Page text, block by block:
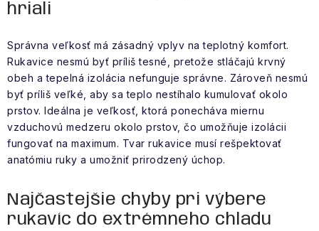
hriali
Správna veľkosť má zásadný vplyv na teplotný komfort.
Rukavice nesmú byť príliš tesné, pretože stláčajú krvný
obeh a tepelná izolácia nefunguje správne. Zároveň nesmú
byť príliš veľké, aby sa teplo nestíhalo kumulovať okolo
prstov. Ideálna je veľkosť, ktorá ponecháva miernu
vzduchovú medzeru okolo prstov, čo umožňuje izolácii
fungovať na maximum. Tvar rukavice musí rešpektovať
anatómiu ruky a umožniť prirodzený úchop.
Najčastejšie chyby pri výbere
rukavíc do extrémneho chladu